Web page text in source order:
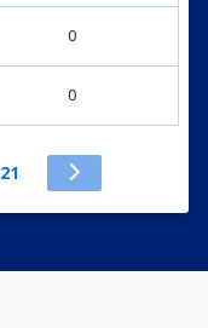
0
0
21